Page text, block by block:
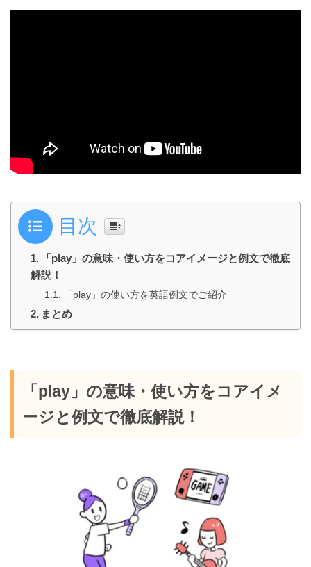
目次
「play」の意味・使い方をコアイメージと例文で徹底
解説！
「play」の使い方を英語例文でご紹介
まとめ
「play」の意味・使い方をコアイメ
ージと例文で徹底解説！